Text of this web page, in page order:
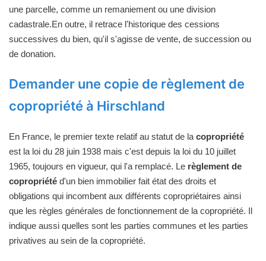
une parcelle, comme un remaniement ou une division
cadastrale.En outre, il retrace l'historique des cessions
successives du bien, qu'il s'agisse de vente, de succession ou
de donation.
Demander une copie de règlement de
copropriété à Hirschland
En France, le premier texte relatif au statut de la copropriété
est la loi du 28 juin 1938 mais c'est depuis la loi du 10 juillet
1965, toujours en vigueur, qui l'a remplacé. Le règlement de
copropriété d'un bien immobilier fait état des droits et
obligations qui incombent aux différents copropriétaires ainsi
que les règles générales de fonctionnement de la copropriété. Il
indique aussi quelles sont les parties communes et les parties
privatives au sein de la copropriété.